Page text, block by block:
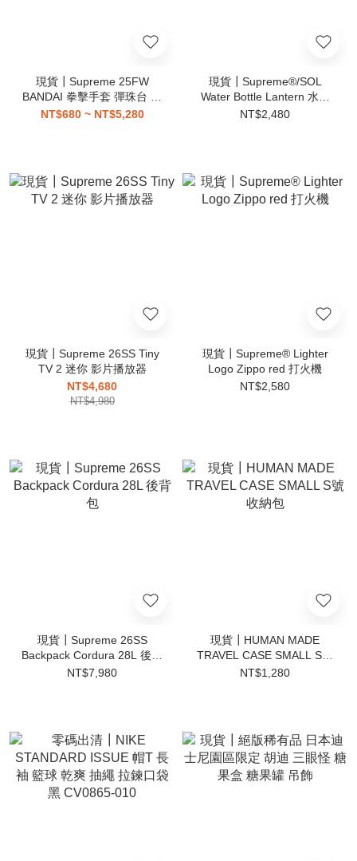
現貨┃Supreme 25FW
BANDAI 拳擊手套 彈珠台 露
營車 推車 電吉他 黑膠機 扭
NT$680 ~ NT$5,280
現貨┃Supreme®/SOL
Water Bottle Lantern 水瓶
提燈 24oz
NT$2,480
現貨┃Supreme 26SS Tiny
TV 2 迷你 影片播放器
NT$4,680
NT$4,980
現貨┃Supreme® Lighter
Logo Zippo red 打火機
NT$2,580
現貨┃Supreme 26SS
Backpack Cordura 28L 後背
包
NT$7,980
現貨┃HUMAN MADE
TRAVEL CASE SMALL S號
收納包
NT$1,280